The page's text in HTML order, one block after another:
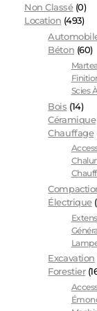
Non Classé (0)
Location (493)
Béton (60)
Scies
Bois (14)
Céramique
Chauffage
Électrique
Excavation
Forestier